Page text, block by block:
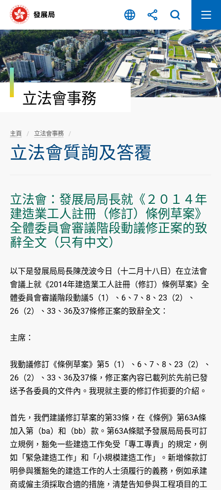
容
開
始
立法會事務
主頁 立法會事務
立法會質詢及答覆
立法會：發展局局長就《２０１４年
建造業工人註冊（修訂）條例草案》
全體委員會審議階段動議修正案的致
辭全文（只有中文）
以下是發展局局長陳茂波今日（十二月十八日）在立法會
會議上就《2014年建造業工人註冊（修訂）條例草案》全
體委員會審議階段動議5（1）、6、7、8、23（2）、
26（2）、33、36及37條修正案的致辭全文：
主席：
我動議修訂《條例草案》第5（1）、6、7、8、23（2）、
26（2）、33、36及37條，修正案內容已載列於先前已發
送予各委員的文件內。我現就主要的修訂作扼要的介紹。
首先，我們建議修訂草案的第33條，在《條例》第63A條
加入第（ba）和（bb）款。第63A條賦予發展局局長可訂
立規例，豁免一些建造工作免受「專工專責」的規定，例
如「緊急建造工作」和「小規模建造工作」。新增條款訂
明參與獲豁免的建造工作的人士須履行的義務，例如承建
商或僱主須採取合適的措施，清楚告知參與工程項目的工